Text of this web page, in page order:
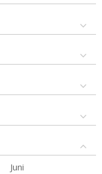
Juni